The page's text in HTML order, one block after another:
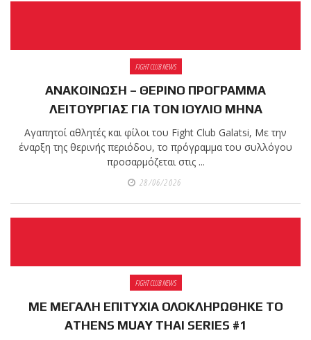
FIGHT CLUB NEWS
ΑΝΑΚΟΙΝΩΣΗ – ΘΕΡΙΝΟ ΠΡΟΓΡΑΜΜΑ
ΛΕΙΤΟΥΡΓΙΑΣ ΓΙΑ ΤΟΝ ΙΟΥΛΙΟ ΜΗΝΑ
Αγαπητοί αθλητές και φίλοι του Fight Club Galatsi, Με την
έναρξη της θερινής περιόδου, το πρόγραμμα του συλλόγου
προσαρμόζεται στις ...
28/06/2026
FIGHT CLUB NEWS
ΜΕ ΜΕΓΑΛΗ ΕΠΙΤΥΧΙΑ ΟΛΟΚΛΗΡΩΘΗΚΕ ΤΟ
ATHENS MUAY THAI SERIES #1